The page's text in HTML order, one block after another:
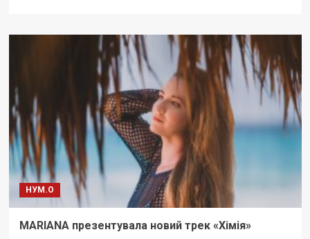
НУМ.О
MARIANA презентувала новий трек «Хімія»